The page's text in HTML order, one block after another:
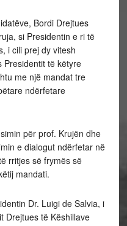
Bordi Drejtues
si Presidentin e ri të
i cili prej dy vitesh
Presidentit të këtyre
me një mandat tre
ndërfetare
për prof. Krujën dhe
e dialogut ndërfetar në
rritjes së frymës së
mandati.
Dr. Luigi de Salvia, i
Drejtues të Këshillave